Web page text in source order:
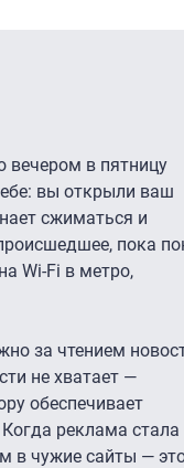
вечером в пятницу
вы открыли ваш
сжиматься и
пока
Wi-Fi в метро,
за чтением
не хватает —
обеспечивает
реклама стала
в чужие сайты —